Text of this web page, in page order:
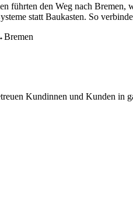
führten den Weg nach
statt Baukasten. So
Bremen
Kundinnen und Kunden in